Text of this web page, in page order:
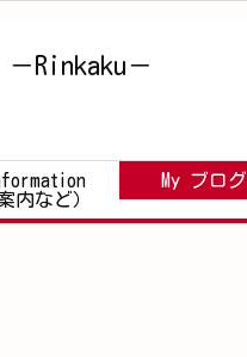
Rinkaku－
内など）
My ブログ